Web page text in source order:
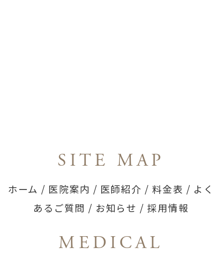
SITE MAP
ホーム / 医院案内 / 医師紹介 / 料金表 / よく
あるご質問 / お知らせ /採用情報
MEDICAL